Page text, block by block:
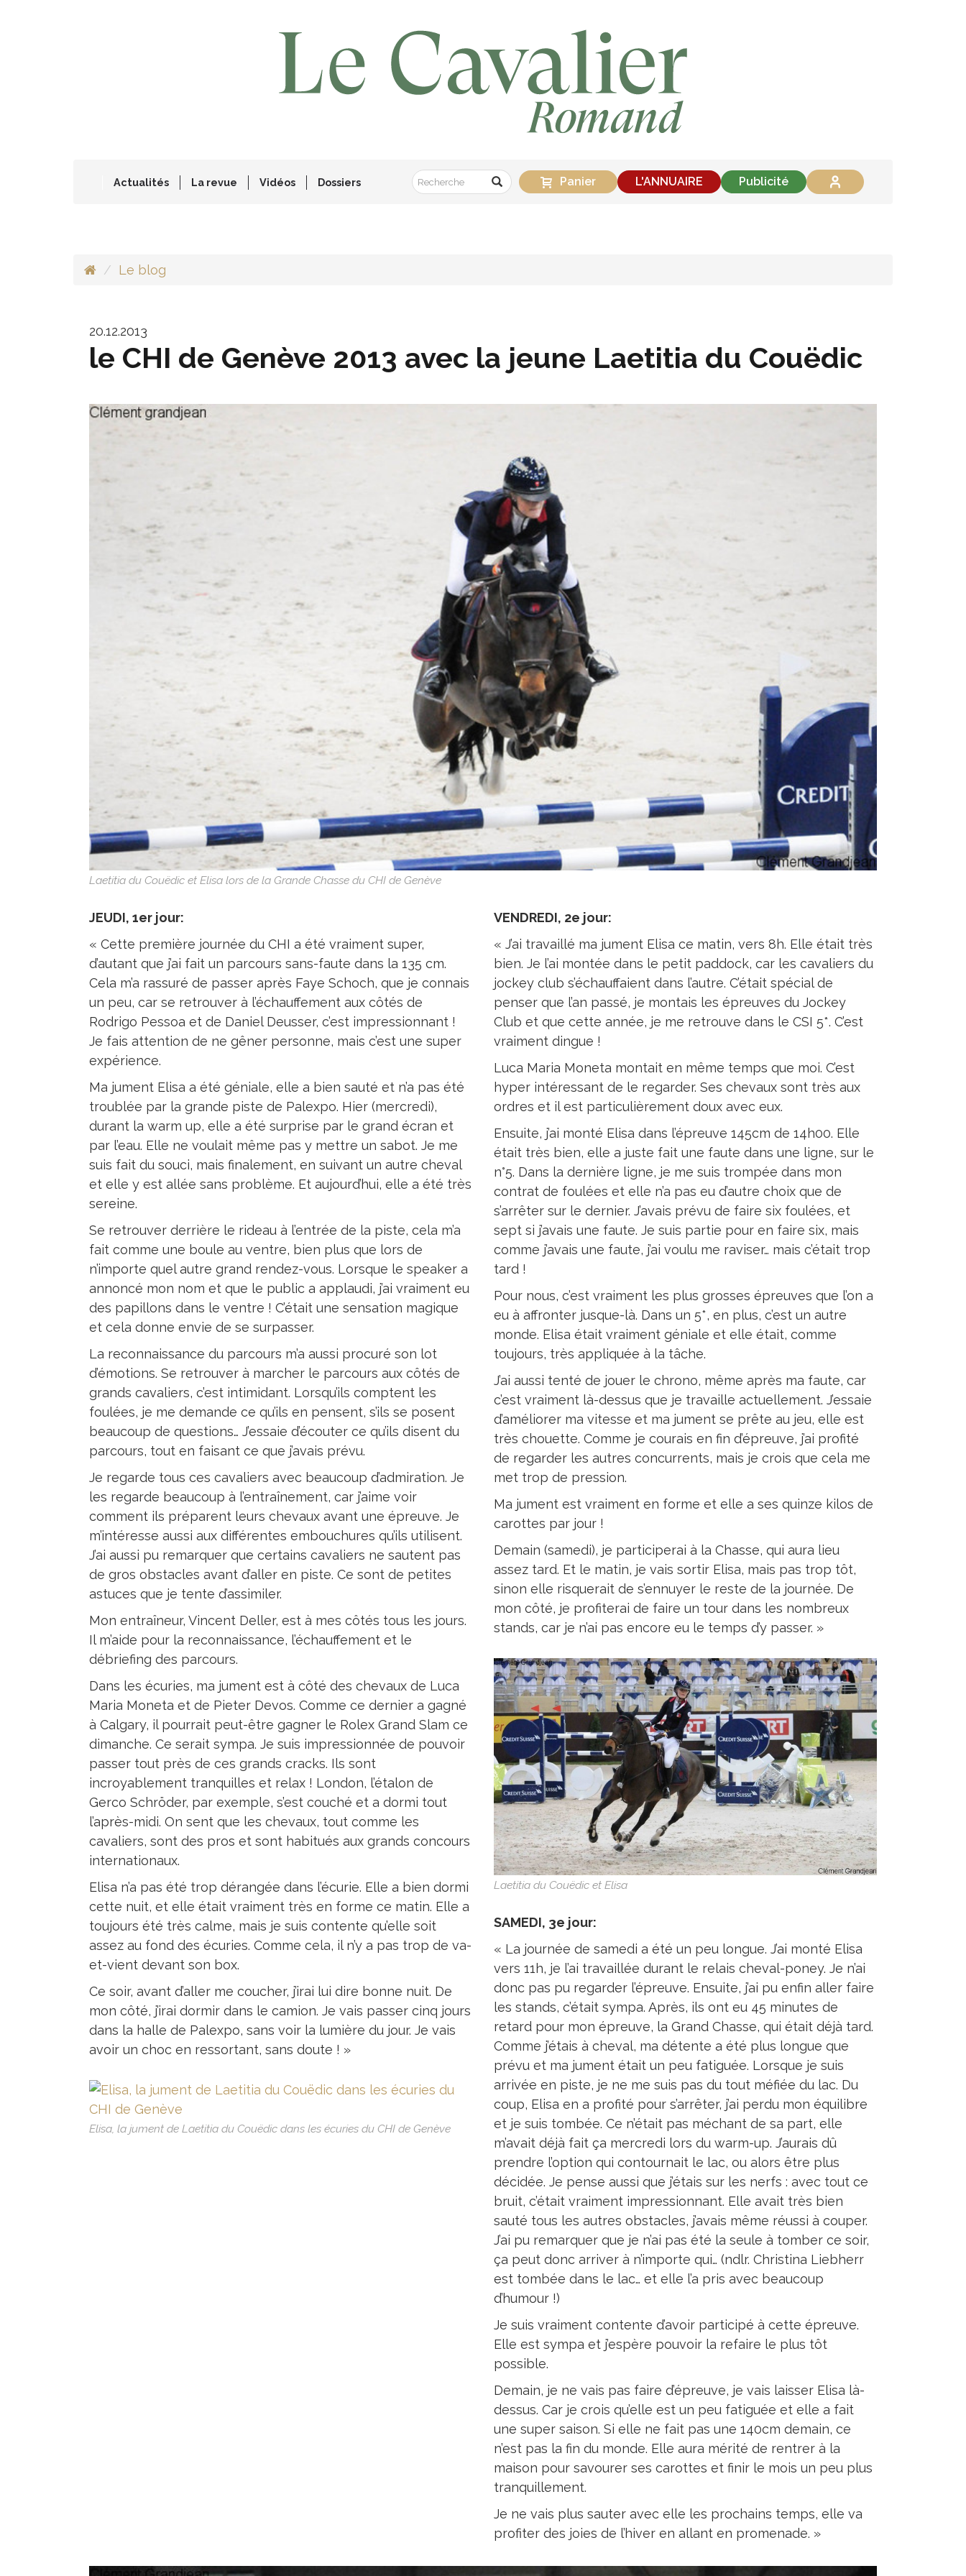
Actualités La revue Vidéos Dossiers Panier L'ANNUAIRE Publicité
Le blog
20.12.2013
le CHI de Genève 2013 avec la jeune Laetitia du Couëdic
Laetitia du Couëdic et Elisa lors de la Grande Chasse du CHI de Genève
JEUDI, 1er jour:
« Cette première journée du CHI a été vraiment super,
d’autant que j’ai fait un parcours sans-faute dans la 135 cm.
Cela m’a rassuré de passer après Faye Schoch, que je connais
un peu, car se retrouver à l’échauffement aux côtés de
Rodrigo Pessoa et de Daniel Deusser, c’est impressionnant !
Je fais attention de ne gêner personne, mais c’est une super
expérience.
Ma jument Elisa a été géniale, elle a bien sauté et n’a pas été
troublée par la grande piste de Palexpo. Hier (mercredi),
durant la warm up, elle a été surprise par le grand écran et
par l’eau. Elle ne voulait même pas y mettre un sabot. Je me
suis fait du souci, mais finalement, en suivant un autre cheval
et elle y est allée sans problème. Et aujourd’hui, elle a été très
sereine.
Se retrouver derrière le rideau à l’entrée de la piste, cela m’a
fait comme une boule au ventre, bien plus que lors de
n’importe quel autre grand rendez-vous. Lorsque le speaker a
annoncé mon nom et que le public a applaudi, j’ai vraiment eu
des papillons dans le ventre ! C’était une sensation magique
et cela donne envie de se surpasser.
La reconnaissance du parcours m’a aussi procuré son lot
d’émotions. Se retrouver à marcher le parcours aux côtés de
grands cavaliers, c’est intimidant. Lorsqu’ils comptent les
foulées, je me demande ce qu’ils en pensent, s’ils se posent
beaucoup de questions… J’essaie d’écouter ce qu’ils disent du
parcours, tout en faisant ce que j’avais prévu.
Je regarde tous ces cavaliers avec beaucoup d’admiration. Je
les regarde beaucoup à l’entraînement, car j’aime voir
comment ils préparent leurs chevaux avant une épreuve. Je
m’intéresse aussi aux différentes embouchures qu’ils utilisent.
J’ai aussi pu remarquer que certains cavaliers ne sautent pas
de gros obstacles avant d’aller en piste. Ce sont de petites
astuces que je tente d’assimiler.
Mon entraîneur, Vincent Deller, est à mes côtés tous les jours.
Il m’aide pour la reconnaissance, l’échauffement et le
débriefing des parcours.
Dans les écuries, ma jument est à côté des chevaux de Luca
Maria Moneta et de Pieter Devos. Comme ce dernier a gagné
à Calgary, il pourrait peut-être gagner le Rolex Grand Slam ce
dimanche. Ce serait sympa. Je suis impressionnée de pouvoir
passer tout près de ces grands cracks. Ils sont
incroyablement tranquilles et relax ! London, l’étalon de
Gerco Schröder, par exemple, s’est couché et a dormi tout
l’après-midi. On sent que les chevaux, tout comme les
cavaliers, sont des pros et sont habitués aux grands concours
internationaux.
Elisa n’a pas été trop dérangée dans l’écurie. Elle a bien dormi
cette nuit, et elle était vraiment très en forme ce matin. Elle a
toujours été très calme, mais je suis contente qu’elle soit
assez au fond des écuries. Comme cela, il n’y a pas trop de va-
et-vient devant son box.
Ce soir, avant d’aller me coucher, j’irai lui dire bonne nuit. De
mon côté, j’irai dormir dans le camion. Je vais passer cinq jours
dans la halle de Palexpo, sans voir la lumière du jour. Je vais
avoir un choc en ressortant, sans doute ! »
Elisa, la jument de Laetitia du Couëdic dans les écuries du CHI de Genève
VENDREDI, 2e jour:
« J’ai travaillé ma jument Elisa ce matin, vers 8h. Elle était très
bien. Je l’ai montée dans le petit paddock, car les cavaliers du
jockey club s’échauffaient dans l’autre. C’était spécial de
penser que l’an passé, je montais les épreuves du Jockey
Club et que cette année, je me retrouve dans le CSI 5*. C’est
vraiment dingue !
Luca Maria Moneta montait en même temps que moi. C’est
hyper intéressant de le regarder. Ses chevaux sont très aux
ordres et il est particulièrement doux avec eux.
Ensuite, j’ai monté Elisa dans l’épreuve 145cm de 14h00. Elle
était très bien, elle a juste fait une faute dans une ligne, sur le
n°5. Dans la dernière ligne, je me suis trompée dans mon
contrat de foulées et elle n’a pas eu d’autre choix que de
s’arrêter sur le dernier. J’avais prévu de faire six foulées, et
sept si j’avais une faute. Je suis partie pour en faire six, mais
comme j’avais une faute, j’ai voulu me raviser… mais c’était trop
tard !
Pour nous, c’est vraiment les plus grosses épreuves que l’on a
eu à affronter jusque-là. Dans un 5*, en plus, c’est un autre
monde. Elisa était vraiment géniale et elle était, comme
toujours, très appliquée à la tâche.
J’ai aussi tenté de jouer le chrono, même après ma faute, car
c’est vraiment là-dessus que je travaille actuellement. J’essaie
d’améliorer ma vitesse et ma jument se prête au jeu, elle est
très chouette. Comme je courais en fin d’épreuve, j’ai profité
de regarder les autres concurrents, mais je crois que cela me
met trop de pression.
Ma jument est vraiment en forme et elle a ses quinze kilos de
carottes par jour !
Demain (samedi), je participerai à la Chasse, qui aura lieu
assez tard. Et le matin, je vais sortir Elisa, mais pas trop tôt,
sinon elle risquerait de s’ennuyer le reste de la journée. De
mon côté, je profiterai de faire un tour dans les nombreux
stands, car je n’ai pas encore eu le temps d’y passer. »
Laetitia du Couëdic et Elisa
SAMEDI, 3e jour:
« La journée de samedi a été un peu longue. J’ai monté Elisa
vers 11h, je l’ai travaillée durant le relais cheval-poney. Je n’ai
donc pas pu regarder l’épreuve. Ensuite, j’ai pu enfin aller faire
les stands, c’était sympa. Après, ils ont eu 45 minutes de
retard pour mon épreuve, la Grand Chasse, qui était déjà tard.
Comme j’étais à cheval, ma détente a été plus longue que
prévu et ma jument était un peu fatiguée. Lorsque je suis
arrivée en piste, je ne me suis pas du tout méfiée du lac. Du
coup, Elisa en a profité pour s’arrêter, j’ai perdu mon équilibre
et je suis tombée. Ce n’était pas méchant de sa part, elle
m’avait déjà fait ça mercredi lors du warm-up. J’aurais dû
prendre l’option qui contournait le lac, ou alors être plus
décidée. Je pense aussi que j’étais sur les nerfs : avec tout ce
bruit, c’était vraiment impressionnant. Elle avait très bien
sauté tous les autres obstacles, j’avais même réussi à couper.
J’ai pu remarquer que je n’ai pas été la seule à tomber ce soir,
ça peut donc arriver à n’importe qui… (ndlr. Christina Liebherr
est tombée dans le lac… et elle l’a pris avec beaucoup
d’humour !)
Je suis vraiment contente d’avoir participé à cette épreuve.
Elle est sympa et j’espère pouvoir la refaire le plus tôt
possible.
Demain, je ne vais pas faire d’épreuve, je vais laisser Elisa là-
dessus. Car je crois qu’elle est un peu fatiguée et elle a fait
une super saison. Si elle ne fait pas une 140cm demain, ce
n’est pas la fin du monde. Elle aura mérité de rentrer à la
maison pour savourer ses carottes et finir le mois un peu plus
tranquillement.
Je ne vais plus sauter avec elle les prochains temps, elle va
profiter des joies de l’hiver en allant en promenade. »